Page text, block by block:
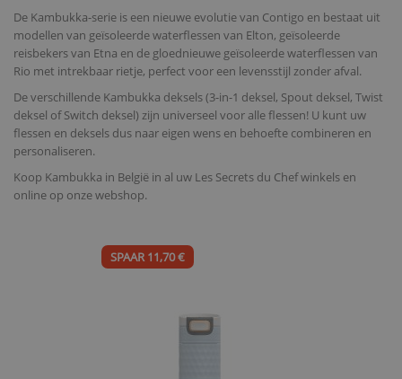
De Kambukka-serie is een nieuwe evolutie van Contigo en bestaat uit
modellen van geïsoleerde waterflessen van Elton, geïsoleerde
reisbekers van Etna en de gloednieuwe geïsoleerde waterflessen van
Rio met intrekbaar rietje, perfect voor een levensstijl zonder afval.
De verschillende Kambukka deksels (3-in-1 deksel, Spout deksel, Twist
deksel of Switch deksel) zijn universeel voor alle flessen! U kunt uw
flessen en deksels dus naar eigen wens en behoefte combineren en
personaliseren.
Koop Kambukka in België in al uw Les Secrets du Chef winkels en
online op onze webshop.
SPAAR 11,70 €